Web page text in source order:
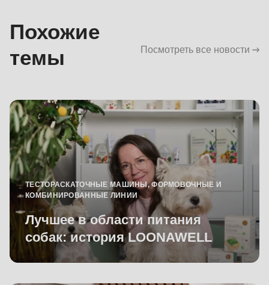
Похожие
темы
Посмотреть все новости
ТЕСТОРАСКАТОЧНЫЕ МАШИНЫ, ФОРМОВОЧНЫЕ И
КОМБИНИРОВАННЫЕ ЛИНИИ
Лучшее в области питания
собак: история LOONAWELL